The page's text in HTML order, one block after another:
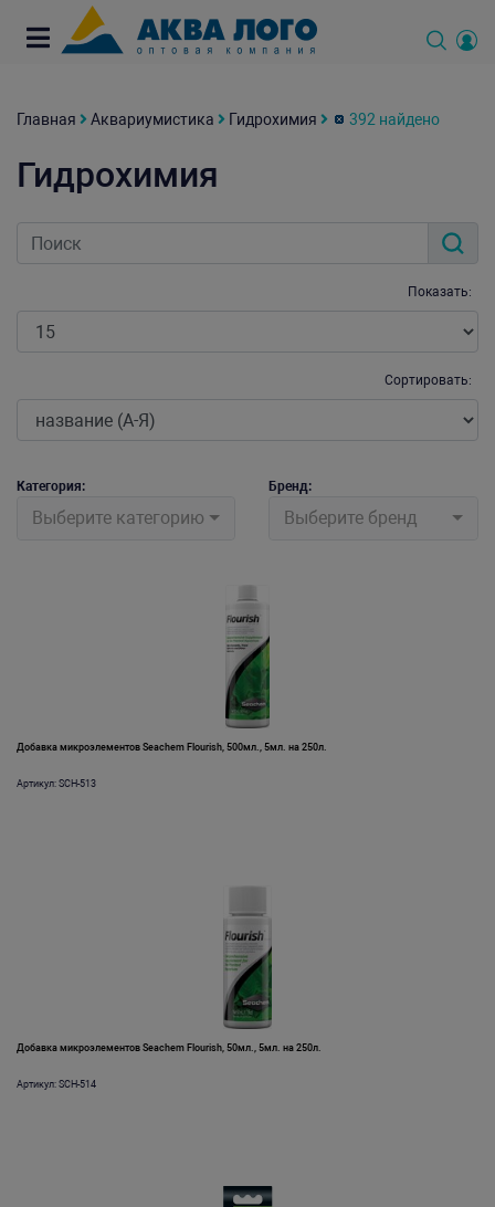
Главная Аквариумистика Гидрохимия 392 найдено
Гидрохимия
Показать:
Сортировать:
Категория:
Выберите категорию
Бренд:
Выберите бренд
Добавка микроэлементов Seachem Flourish, 500мл., 5мл. на 250л.
Артикул: SCH-513
Добавка микроэлементов Seachem Flourish, 50мл., 5мл. на 250л.
Артикул: SCH-514